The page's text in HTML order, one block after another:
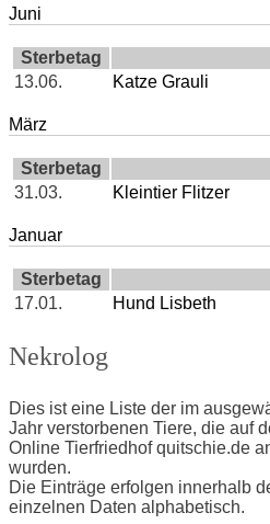
Juni
Sterbetag
13.06.
Katze Grauli
März
Sterbetag
31.03.
Kleintier Flitzer
Januar
Sterbetag
17.01.
Hund Lisbeth
Nekrolog
Dies ist eine Liste der im
Jahr verstorbenen Tiere, die auf
Online Tierfriedhof quitschie.de
wurden.
Die Einträge erfolgen innerhalb
einzelnen Daten alphabetisch.